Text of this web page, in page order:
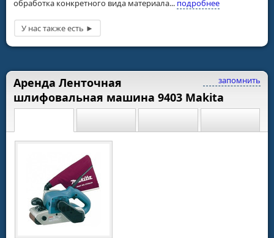
обработка конкретного вида материала... подробнее
запомнить
Аренда Ленточная
шлифовальная машина 9403 Makita